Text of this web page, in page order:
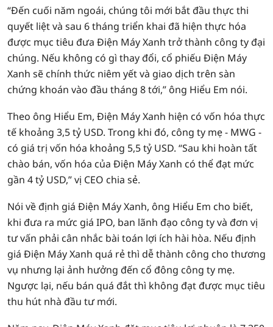
“Đến cuối năm ngoái, chúng tôi mới bắt đầu thực thi
quyết liệt và sau 6 tháng triển khai đã hiện thực hóa
được mục tiêu đưa Điện Máy Xanh trở thành công ty đại
chúng. Nếu không có gì thay đổi, cổ phiếu Điện Máy
Xanh sẽ chính thức niêm yết và giao dịch trên sàn
chứng khoán vào đầu tháng 8 tới,” ông Hiểu Em nói.
Theo ông Hiểu Em, Điện Máy Xanh hiện có vốn hóa thực
tế khoảng 3,5 tỷ USD. Trong khi đó, công ty mẹ - MWG -
có giá trị vốn hóa khoảng 5,5 tỷ USD. “Sau khi hoàn tất
chào bán, vốn hóa của Điện Máy Xanh có thể đạt mức
gần 4 tỷ USD,” vị CEO chia sẻ.
Nói về định giá Điện Máy Xanh, ông Hiểu Em cho biết,
khi đưa ra mức giá IPO, ban lãnh đạo công ty và đơn vị
tư vấn phải cân nhắc bài toán lợi ích hài hòa. Nếu định
giá Điện Máy Xanh quá rẻ thì dễ thành công cho thương
vụ nhưng lại ảnh hưởng đến cổ đông công ty mẹ.
Ngược lại, nếu bán quá đắt thì không đạt được mục tiêu
thu hút nhà đầu tư mới.